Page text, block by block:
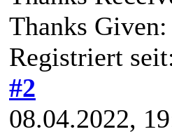
Thanks
Registriert
#2
08.04.2022,